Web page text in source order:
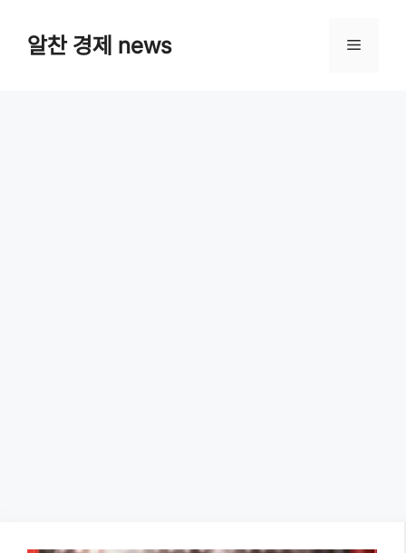
알찬 경제 news Menu